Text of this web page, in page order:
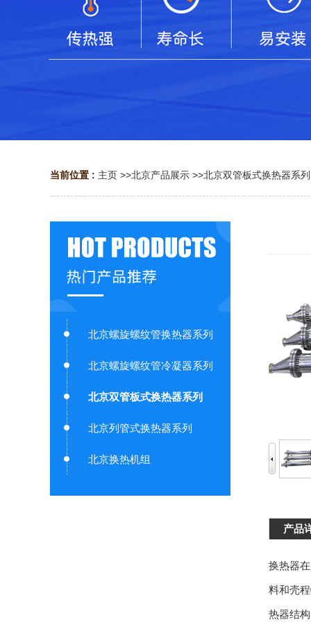
当前位置 : 主页 >>北京产品展示 >>北京双管板式换热器系列
北京螺旋螺纹管换热器系列
北京螺旋螺纹管冷凝器系列
北京双管板式换热器系列
北京列管式换热器系列
北京换热机组
产品
换热器
料和壳
热器结